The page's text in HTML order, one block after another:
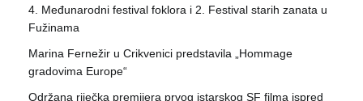
4. Međunarodni festival foklora i 2. Festival starih zanata u
Fužinama
Marina Fernežir u Crikvenici predstavila „Hommage
gradovima Europe“
Održana riječka premijera prvog istarskog SF filma ispred